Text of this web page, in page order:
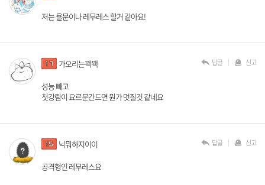
저는 욜문이나 레무레스 할거 같아요!
가오리는꽥꽥
성능 빼고
첫강림이 요르문간드면 뭔가 멋질것 같네요
답글 신고
닉뭐하지이이
공격형인 레무레스요
답글 신고